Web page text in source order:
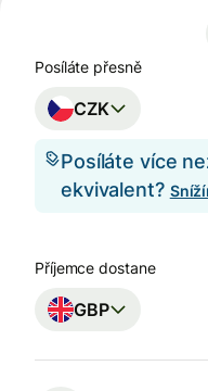
Posíláte přesně
CZK
Posíláte více
ekvivalent?
Příjemce dostane
GBP